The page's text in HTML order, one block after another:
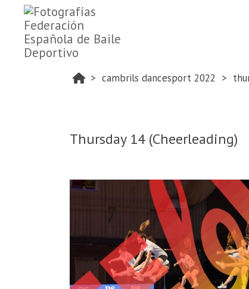
cambrils dancesport 2022
Thursday 14 (Cheerleading)